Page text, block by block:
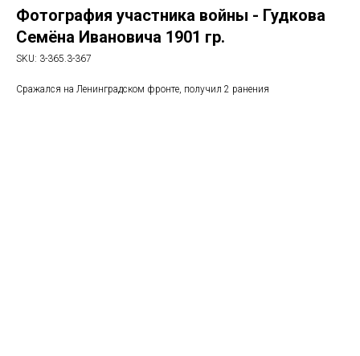
Фотография участника войны - Гудкова
Семёна Ивановича 1901 гр.
SKU: 3-365.3-367
Сражался на Ленинградском фронте, получил 2 ранения